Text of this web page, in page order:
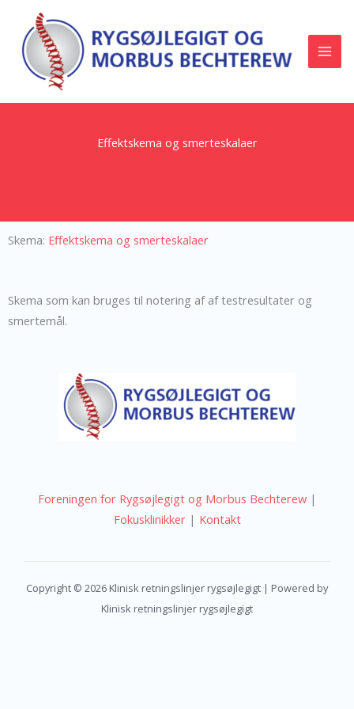
indholdet
Effektskema og smerteskalaer
Skema: Effektskema og smerteskalaer
Skema som kan bruges til notering af af testresultater og
smertemål.
Foreningen for Rygsøjlegigt og Morbus Bechterew|
Fokusklinikker| Kontakt
Copyright © 2026 Klinisk retningslinjer rygsøjlegigt | Powered by
Klinisk retningslinjer rygsøjlegigt